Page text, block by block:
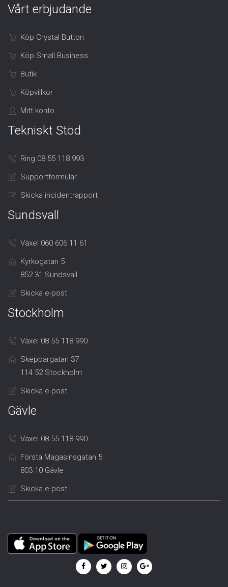
Vårt erbjudande
Köp Crystal Button
Köp Small Business
Butik
Köpvillkor
Mitt konto
Tekniskt Stöd
Ring 08 55 118 993
Supportformulär
Skicka incidentrapport
Sundsvall
Växel 060 606 11 61
Kyrkogatan 5
852 31 Sundsvall
Skicka e-post
Stockholm
Växel 08 55 118 990
Skeppargatan 37
114 52 Stockholm
Skicka e-post
Gävle
Växel 08 55 118 990
Första Magasinsgatan 5
803 10 Gävle
Skicka e-post